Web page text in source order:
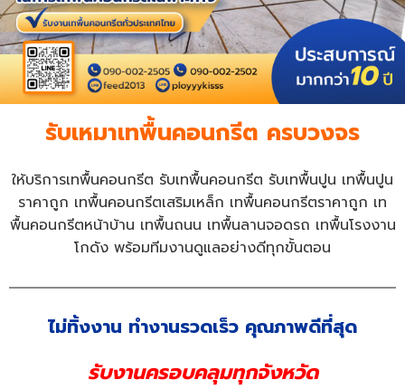
รับเหมาเทพื้นคอนกรีต ครบวงจร
ให้บริการเทพื้นคอนกรีต รับเทพื้นคอนกรีต รับเทพื้นปูน เทพื้นปูน
ราคาถูก เทพื้นคอนกรีตเสริมเหล็ก เทพื้นคอนกรีตราคาถูก เท
พื้นคอนกรีตหน้าบ้าน เทพื้นถนน เทพื้นลานจอดรถ เทพื้นโรงงาน
โกดัง พร้อมทีมงานดูแลอย่างดีทุกขั้นตอน
ไม่ทิ้งงาน ทำงานรวดเร็ว คุณภาพดีที่สุด
รับงานครอบคลุมทุกจังหวัด